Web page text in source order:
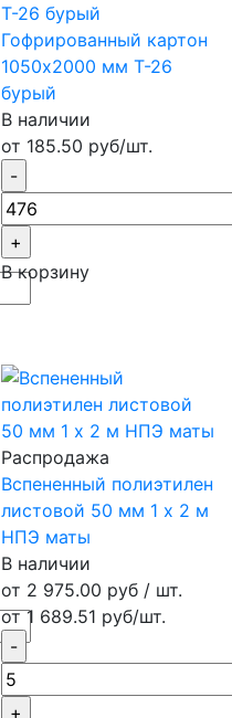
Гофрированный картон
1050х2000 мм Т-26
бурый
В наличии
от 185.50 руб/шт.
В корзину
Распродажа
Вспененный полиэтилен
листовой 50 мм 1 х 2 м
НПЭ маты
В наличии
от 2 975.00 руб / шт.
от 1 689.51 руб/шт.